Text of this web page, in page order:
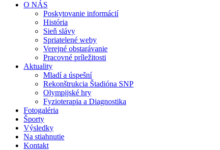
O NÁS
Poskytovanie informácií
História
Sieň slávy
Spriatelené weby
Verejné obstarávanie
Pracovné príležitosti
Aktuality
Mladí a úspešní
Rekonštrukcia Štadióna SNP
Olympijské hry
Fyzioterapia a Diagnostika
Fotogaléria
Športy
Výsledky
Na stiahnutie
Kontakt